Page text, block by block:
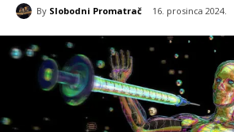
By Slobodni Promatrač 16. prosinca 2024.